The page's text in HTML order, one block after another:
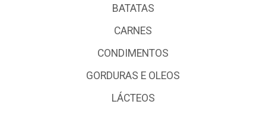
BATATAS
CARNES
CONDIMENTOS
GORDURAS E OLEOS
LÁCTEOS